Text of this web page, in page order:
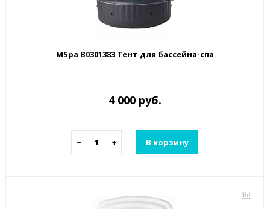
MSpa B0301383 Тент для бассейна-спа
4 000 руб.
− + В корзину